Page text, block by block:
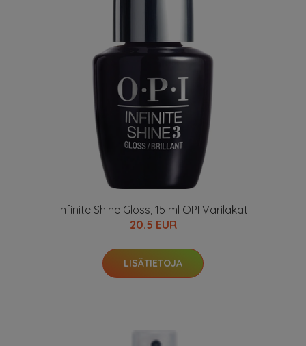
Infinite Shine Gloss, 15 ml OPI Värilakat
20.5 EUR
LISÄTIETOJA